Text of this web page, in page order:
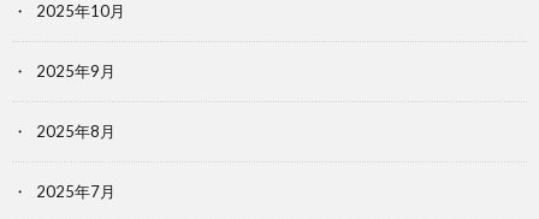
2025年10月
2025年9月
2025年8月
2025年7月